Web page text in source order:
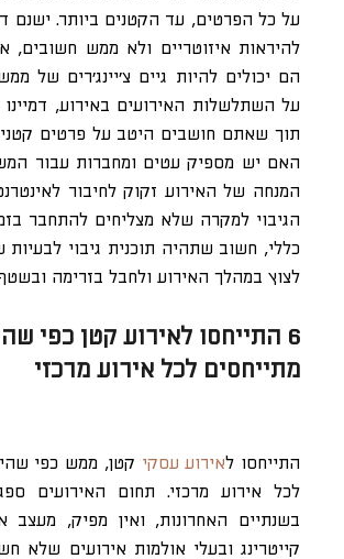
על כל הפרטים, עד הקטנים ביותר. ישנם
להיראות איזוטריים ולא ממש חשובים,
הם יכולים להיות גיים צ’יינג’רים של
על השתלשלות האירועים באירוע, דמיינו
תוך שאתם חושבים היטב על פרטים
האם יש מספיק עטים ומחברות עבור
המנחה של האירוע זקוק לחיבור
הגיבוי למקרה שלא מצליחים להתחבר
כללי, חשוב שתהיה תוכנית גיבוי לבעיות
לצוץ במהלך האירוע ולחבל בזרימה
6 התייחסו לאירוע קטן כפי
מתייחסים לכל אירוע מרכזי
התייחסו לאירוע עסקי קטן, ממש כפי
לכל אירוע מרכזי. תחום האירועים
בשנתיים האחרונות, ואין מפיק, מעצב
קייטרינג ובעלי אולמות אירועים שלא